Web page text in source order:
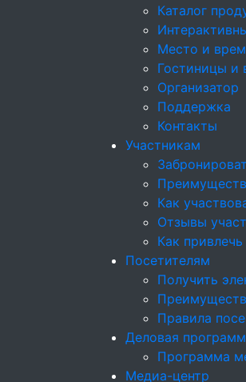
Каталог
Место и
Гостиницы и
Организатор
Поддержка
Контакты
Участникам
Как
Отзывы
Как
Посетителям
Получить
Правила
Деловая
Программа
Медиа-центр